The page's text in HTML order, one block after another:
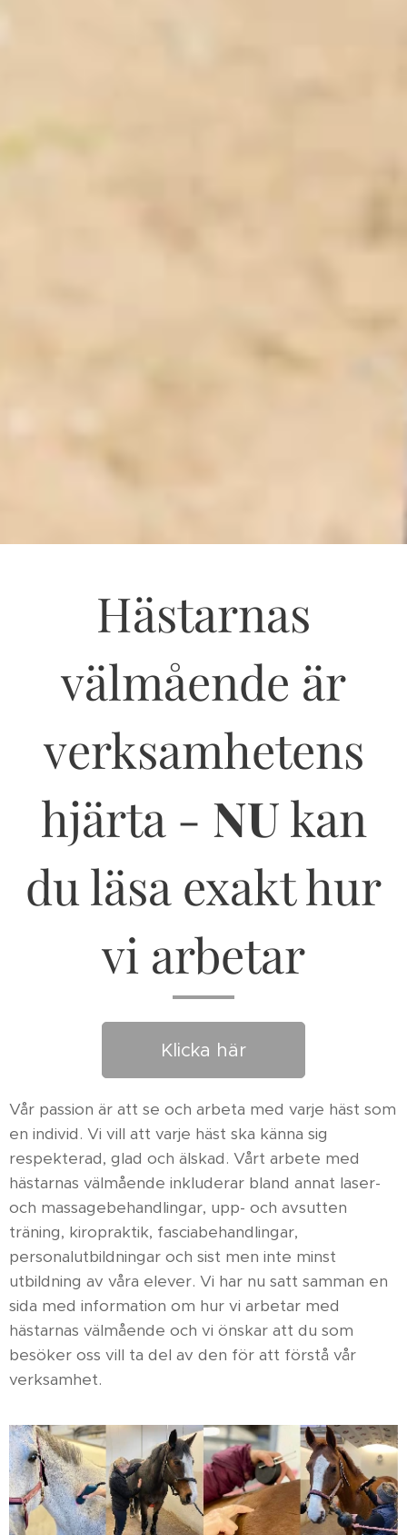
Hästarnas
välmående är
verksamhetens
hjärta - NUkan
du läsa exakt hur
vi arbetar
Klicka här
Vår passion är att se och arbeta med varje häst som
en individ. Vi vill att varje häst ska känna sig
respekterad, glad och älskad. Vårt arbete med
hästarnas välmående inkluderar bland annat laser-
och massagebehandlingar, upp- och avsutten
träning, kiropraktik, fasciabehandlingar,
personalutbildningar och sist men inte minst
utbildning av våra elever. Vi har nu satt samman en
sida med information om hur vi arbetar med
hästarnas välmående och vi önskar att du som
besöker oss vill ta del av den för att förstå vår
verksamhet.